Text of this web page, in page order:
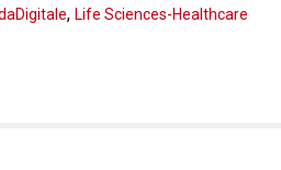
, Life Sciences-Healthcare